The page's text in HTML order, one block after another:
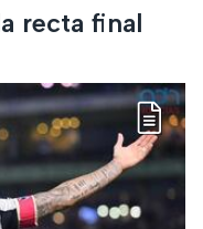
recta final